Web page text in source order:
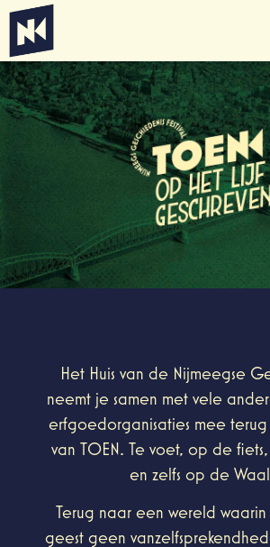
Het Huis van de Nijmeegse
neemt je samen met vele
erfgoedorganisaties mee
van TOEN. Te voet, op de
en zelfs op de
Terug naar een wereld
geest geen